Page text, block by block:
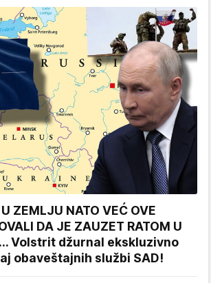
ZEMLJU NATO VEĆ OVE
DA JE ZAUZET RATOM U
Volstrit džurnal ekskluzivno
obaveštajnih službi SAD!